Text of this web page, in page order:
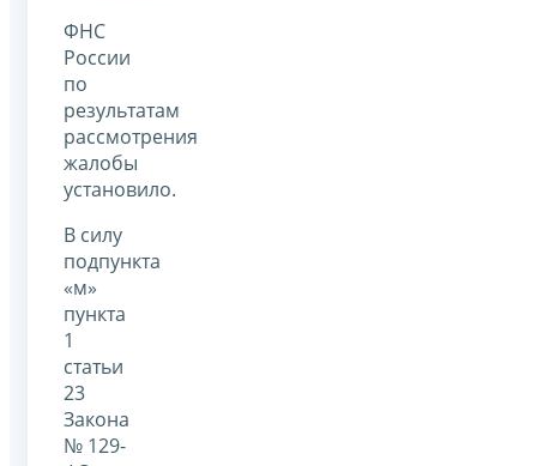
ФНС
России
по
результатам
рассмотрения
жалобы
установило.
В силу
подпункта
«м»
пункта
1
статьи
23
Закона
№ 129-